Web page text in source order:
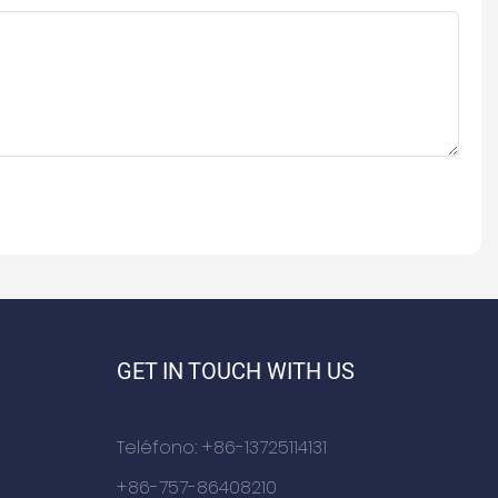
GET IN TOUCH WITH US
Teléfono: +86-13725114131
+86-757-86408210